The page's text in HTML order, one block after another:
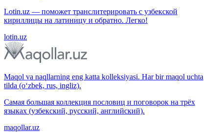
Lotin.uz — поможет транслитерировать с узбекской
кириллицы на латиницу и обратно. Легко!
lotin.uz
Maqol va naqllarning eng katta kolleksiyasi. Har bir maqol uchta
tilda (o‘zbek, rus, ingliz).
Самая большая коллекция пословиц и поговорок на трёх
языках (узбекский, русский, английский).
maqollar.uz